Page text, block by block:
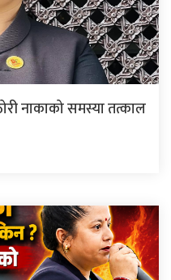
नाकाको समस्या तत्काल